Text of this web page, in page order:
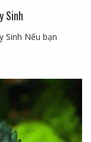
Sinh
Sinh Nếu bạn